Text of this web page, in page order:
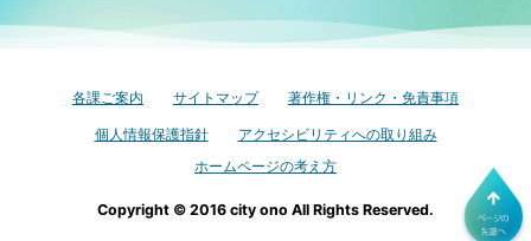
各課ご案内 サイトマップ 著作権・リンク・免責事項
個人情報保護指針
アクセシビリティへの取り組み
ホームページの考え方
Copyright © 2016 city ono All Rights Reserved.